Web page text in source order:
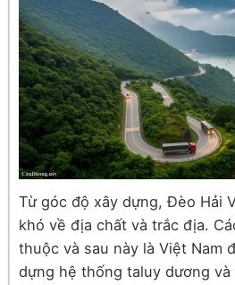
Từ góc độ xây dựng, Đèo Hải
khó về địa chất và trắc địa.
thuộc và sau này là Việt Nam
dựng hệ thống taluy dương